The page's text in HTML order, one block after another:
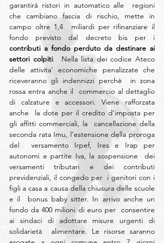
garantirà ristori in automatico alle  regioni
che cambiano fascia di rischio, mette in
campo oltre 1,4  miliardi per rifinanziare il
fondo previsto dal decreto bis per i
contributi a fondo perduto da destinare ai
settori colpiti.  Nella lista dei codice Ateco
delle attivita’ economiche penalizzate che
riceveranno gli indennizzi perchè  in zona
rossa entra anche il  commercio al dettaglio
di calzature e accessori. Viene rafforzata
anche  la dote per il credito d’imposta per
gli affitti commerciali, la  cancellazione della
seconda rata Imu, l’estensione della proroga
del  versamento Irpef, Ires e Irap per
autonomi e partite Iva, la sospensione  dei
versamenti tributari e dei contributi
previdenziali, il congedo per  i genitori con i
figli a casa a causa della chiusura delle scuole
e il  bonus baby sitter. In arrivo anche un
fondo da 400 milioni di euro per  consentire
ai sindaci di adottare misure urgenti di
solidarietà  alimentare. Le risorse saranno